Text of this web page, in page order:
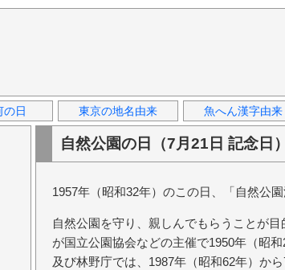
の日 東京の地名由来 魚へん漢字由来
自然公園の日（7月21日 記念日）
1957年（昭和32年）のこの日、「自然公園
自然公園を守り、親しんでもらうことが
が国立公園協会などの主催で1950年（昭
及び林野庁では、1987年（昭和62年）か